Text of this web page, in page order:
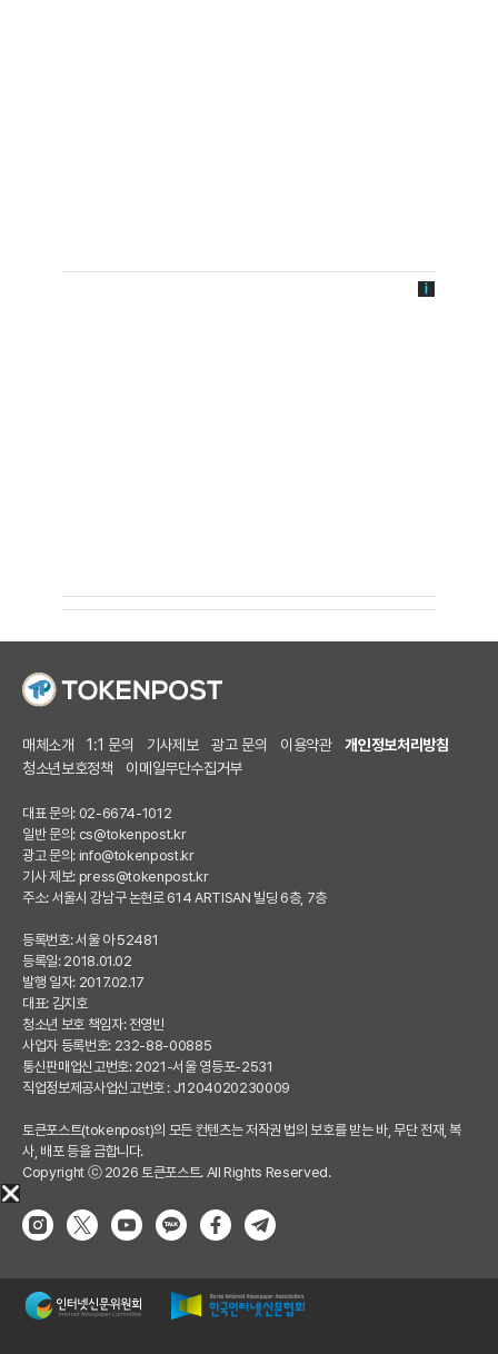
매체소개 1:1 문의 기사제보 광고 문의 이용약관
개인정보처리방침
청소년보호정책
이메일무단수집거부
대표 문의: 02-6674-1012
일반 문의: cs@tokenpost.kr
광고 문의: info@tokenpost.kr
기사 제보: press@tokenpost.kr
주소: 서울시 강남구 논현로 614 ARTISAN 빌딩 6층, 7층
등록번호: 서울 아 52481
등록일: 2018.01.02
발행 일자: 2017.02.17
대표: 김지호
청소년 보호 책임자: 전영빈
사업자 등록번호: 232-88-00885
통신판매업신고번호: 2021-서울 영등포-2531
직업정보제공사업신고번호 : J1204020230009
토큰포스트(tokenpost)의 모든 컨텐츠는 저작권 법의 보호를 받는 바, 무단 전재, 복
사, 배포 등을 금합니다.
Copyright ⓒ 2026 토큰포스트. All Rights Reserved.